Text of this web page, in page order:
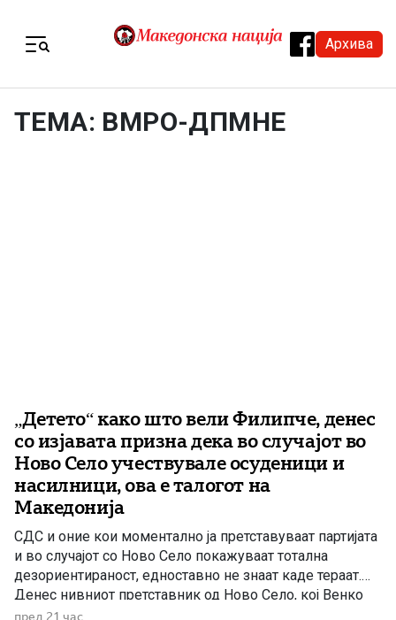
Архива
ТЕМА: ВМРО-ДПМНЕ
„Детето“ како што вели Филипче, денес
со изјавата призна дека во случајот во
Ново Село учествувале осуденици и
насилници, ова е талогот на
Македонија
СДС и оние кои моментално ја претставуваат партијата
и во случајот со Ново Село покажуваат тотална
дезориентираност, едноставно не знаат каде тераат.
Денес нивниот претставник од Ново Село, кој Венко
Филипче го нарекува дете или воопшто учесниците во
пред 21 час